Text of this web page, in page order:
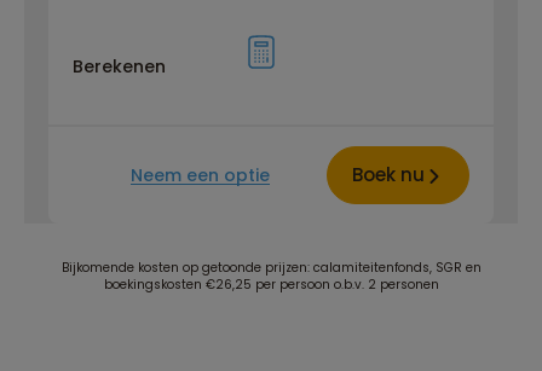
Berekenen
Neem een optie Boek nu
Bijkomende kosten op getoonde prijzen: calamiteitenfonds, SGR en
boekingskosten €26,25 per persoon o.b.v. 2 personen